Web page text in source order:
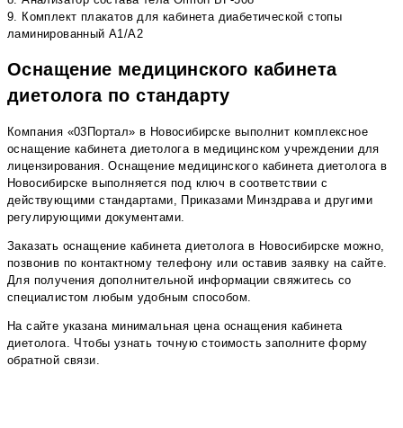
9. Комплект плакатов для кабинета диабетической стопы
ламинированный А1/А2
Оснащение медицинского кабинета
диетолога по стандарту
Компания «03Портал» в Новосибирске выполнит комплексное
оснащение кабинета диетолога в медицинском учреждении для
лицензирования. Оснащение медицинского кабинета диетолога в
Новосибирске выполняется под ключ в соответствии с
действующими стандартами, Приказами Минздрава и другими
регулирующими документами.
Заказать оснащение кабинета диетолога в Новосибирске можно,
позвонив по контактному телефону или оставив заявку на сайте.
Для получения дополнительной информации свяжитесь со
специалистом любым удобным способом.
На сайте указана минимальная цена оснащения кабинета
диетолога. Чтобы узнать точную стоимость заполните форму
обратной связи.